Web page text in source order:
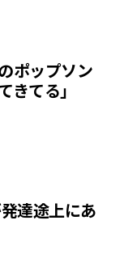
ポップソン
きてる」
達途上にあ